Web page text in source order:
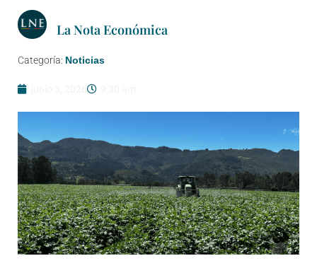
La Nota Económica
Categoría: Noticias